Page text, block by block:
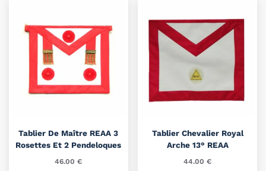
Tablier De Maître REAA 3
Rosettes Et 2 Pendeloques
46.00€
Tablier Chevalier Royal
Arche 13° REAA
44.00€